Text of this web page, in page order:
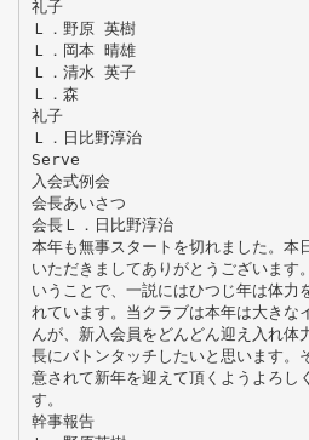
礼子
Ｌ．野原 英樹
Ｌ．岡本 晴雄
Ｌ．清水 英子
Ｌ．森
礼子
Ｌ．日比野淳治
Serve
入会式例会
会長あいさつ
会長Ｌ．日比野淳治
本年も無事スタートを切れました。本
いただきましてありがとうございます
いうことで、一説にはひつじ年は体力
れています。当クラブは本年は大きな
んが、新入会員をどんどん迎え入れ体
長にバトンタッチしたいと思います。
意されて新年を迎えて頂くようよろし
す。
幹事報告